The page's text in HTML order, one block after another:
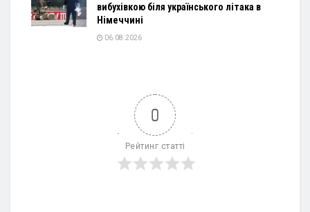
вибухівкою біля українського літака в
Німеччині
06.08.2026
0
Рейтинг статті